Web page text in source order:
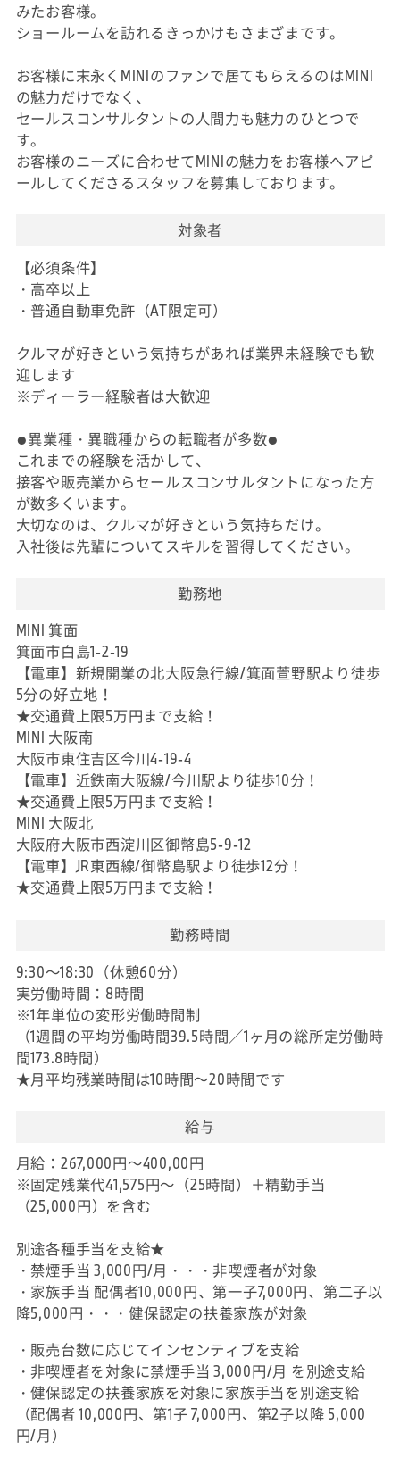
みたお客様。
ショールームを訪れるきっかけもさまざまです。
お客様に末永くMINIのファンで居てもらえるのはMINI
の魅力だけでなく、
セールスコンサルタントの人間力も魅力のひとつで
す。
お客様のニーズに合わせてMINIの魅力をお客様へアピ
ールしてくださるスタッフを募集しております。
対象者
【必須条件】
・高卒以上
・普通自動車免許（AT限定可）
クルマが好きという気持ちがあれば業界未経験でも歓
迎します
※ディーラー経験者は大歓迎
●異業種・異職種からの転職者が多数●
これまでの経験を活かして、
接客や販売業からセールスコンサルタントになった方
が数多くいます。
大切なのは、クルマが好きという気持ちだけ。
入社後は先輩についてスキルを習得してください。
勤務地
MINI 箕面
箕面市白島1-2-19
【電車】新規開業の北大阪急行線/箕面萱野駅より徒歩
5分の好立地！
★交通費上限5万円まで支給！
MINI 大阪南
大阪市東住吉区今川4-19-4
【電車】近鉄南大阪線/今川駅より徒歩10分！
★交通費上限5万円まで支給！
MINI 大阪北
大阪府大阪市西淀川区御幣島5-9-12
【電車】JR東西線/御幣島駅より徒歩12分！
★交通費上限5万円まで支給！
勤務時間
9:30～18:30（休憩60分）
実労働時間：8時間
※1年単位の変形労働時間制
（1週間の平均労働時間39.5時間／1ヶ月の総所定労働時
間173.8時間）
★月平均残業時間は10時間～20時間です
給与
月給：267,000円～400,00円
※固定残業代41,575円～（25時間）＋精勤手当
（25,000円）を含む
別途各種手当を支給★
・禁煙手当 3,000円/月・・・非喫煙者が対象
・家族手当 配偶者10,000円、第一子7,000円、第二子以
降5,000円・・・健保認定の扶養家族が対象
・販売台数に応じてインセンティブを支給
・非喫煙者を対象に禁煙手当 3,000円/月 を別途支給
・健保認定の扶養家族を対象に家族手当を別途支給
（配偶者 10,000円、第1子 7,000円、第2子以降 5,000
円/月）